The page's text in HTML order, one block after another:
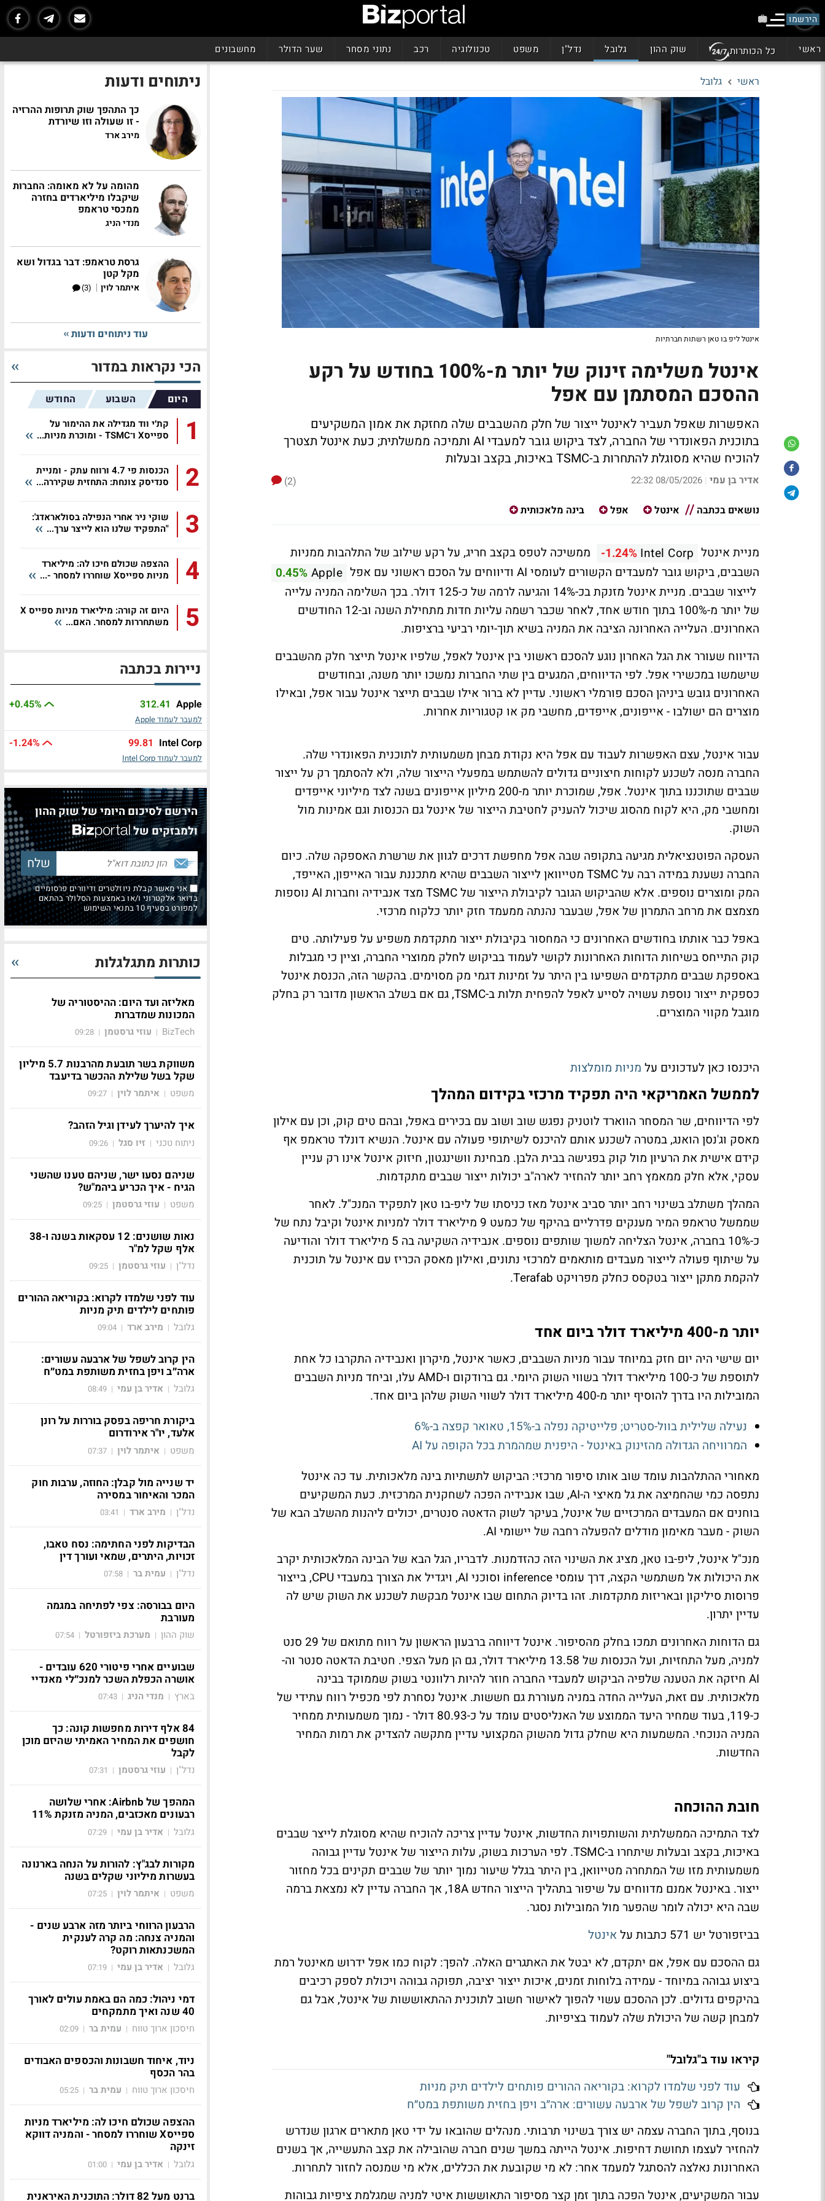
הירשמו
ראשי כל הכותרות שוק ההון גלובל נדל"ן משפט טכנולוגיה רכב נתוני מסחר שער הדולר מחשבונים
ראשי גלובל
אינטל ליפ בו טאן רשתות חברתיות
אינטל משלימה זינוק של יותר מ-100% בחודש על רקע
ההסכם המסתמן עם אפל
האפשרות שאפל תעביר לאינטל ייצור של חלק מהשבבים שלה מחזקת את אמון המשקיעים
בתוכנית הפאונדרי של החברה, לצד ביקוש גובר למעבדי AI ותמיכה ממשלתית; כעת אינטל תצטרך
להוכיח שהיא מסוגלת להתחרות ב-TSMC באיכות, בקצב ובעלות
אדיר בן עמי |
08/05/2026 22:32
(2)
נושאים בכתבה
אינטל אפל בינה מלאכותית
מניית אינטל Intel Corp
-1.24%
ממשיכה לטפס בקצב חריג, על רקע שילוב של התלהבות ממניות
השבבים, ביקוש גובר למעבדים הקשורים לעומסי AI ודיווחים על הסכם ראשוני עם אפל
Apple
0.45%
לייצור שבבים. מניית אינטל מזנקת בכ-14% והגיעה לרמה של כ-125 דולר. בכך השלימה המניה עלייה
של יותר מ-100% בתוך חודש אחד, לאחר שכבר רשמה עליות חדות מתחילת השנה וב-12 החודשים
האחרונים. העלייה האחרונה הציבה את המניה בשיא תוך-יומי רביעי ברציפות.
הדיווח שעורר את הגל האחרון נוגע להסכם ראשוני בין אינטל לאפל, שלפיו אינטל תייצר חלק מהשבבים
שישמשו במכשירי אפל. לפי הדיווחים, המגעים בין שתי החברות נמשכו יותר משנה, ובחודשים
האחרונים גובש ביניהן הסכם פורמלי ראשוני. עדיין לא ברור אילו שבבים תייצר אינטל עבור אפל, ובאילו
מוצרים הם ישולבו - אייפונים, אייפדים, מחשבי מק או קטגוריות אחרות.
עבור אינטל, עצם האפשרות לעבוד עם אפל היא נקודת מבחן משמעותית לתוכנית הפאונדרי שלה.
החברה מנסה לשכנע לקוחות חיצוניים גדולים להשתמש במפעלי הייצור שלה, ולא להסתמך רק על ייצור
שבבים שתוכננו בתוך אינטל. אפל, שמוכרת יותר מ-200 מיליון אייפונים בשנה לצד מיליוני אייפדים
ומחשבי מק, היא לקוח מהסוג שיכול להעניק לחטיבת הייצור של אינטל גם הכנסות וגם אמינות מול
השוק.
העסקה הפוטנציאלית מגיעה בתקופה שבה אפל מחפשת דרכים לגוון את שרשרת האספקה שלה. כיום
החברה נשענת במידה רבה על TSMC מטייוואן לייצור השבבים שהיא מתכננת עבור האייפון, האייפד,
המק ומוצרים נוספים. אלא שהביקוש הגובר לקיבולת הייצור של TSMC מצד אנבידיה וחברות AI נוספות
מצמצם את מרחב התמרון של אפל, שבעבר נהנתה ממעמד חזק יותר כלקוח מרכזי.
באפל כבר אותתו בחודשים האחרונים כי המחסור בקיבולת ייצור מתקדמת משפיע על פעילותה. טים
קוק התייחס בשיחות הדוחות האחרונות לקושי לעמוד בביקוש לחלק ממוצרי החברה, וציין כי מגבלות
באספקת שבבים מתקדמים השפיעו בין היתר על זמינות דגמי מק מסוימים. בהקשר הזה, הכנסת אינטל
כספקית ייצור נוספת עשויה לסייע לאפל להפחית תלות ב-TSMC, גם אם בשלב הראשון מדובר רק בחלק
מוגבל מקווי המוצרים.
היכנסו כאן לעדכונים על מניות מומלצות
לממשל האמריקאי היה תפקיד מרכזי בקידום המהלך
לפי הדיווחים, שר המסחר הווארד לוטניק נפגש שוב ושוב עם בכירים באפל, ובהם טים קוק, וכן עם אילון
מאסק וג'נסן הואנג, במטרה לשכנע אותם להיכנס לשיתופי פעולה עם אינטל. הנשיא דונלד טראמפ אף
קידם אישית את הרעיון מול קוק בפגישה בבית הלבן. מבחינת וושינגטון, חיזוק אינטל אינו רק עניין
עסקי, אלא חלק ממאמץ רחב יותר להחזיר לארה"ב יכולות ייצור שבבים מתקדמות.
המהלך משתלב בשינוי רחב יותר סביב אינטל מאז כניסתו של ליפ-בו טאן לתפקיד המנכ"ל. לאחר
שממשל טראמפ המיר מענקים פדרליים בהיקף של כמעט 9 מיליארד דולר למניות אינטל וקיבל נתח של
כ-10% בחברה, אינטל הצליחה למשוך שותפים נוספים. אנבידיה השקיעה בה 5 מיליארד דולר והודיעה
על שיתוף פעולה לייצור מעבדים מותאמים למרכזי נתונים, ואילון מאסק הכריז עם אינטל על תוכנית
להקמת מתקן ייצור בטקסס כחלק מפרויקט Terafab.
יותר מ-400 מיליארד דולר ביום אחד
יום שישי היה יום חזק במיוחד עבור מניות השבבים, כאשר אינטל, מיקרון ואנבידיה התקרבו כל אחת
לתוספת של כ-100 מיליארד דולר בשווי השוק היומי. גם ברודקום ו-AMD עלו, וביחד מניות השבבים
המובילות היו בדרך להוסיף יותר מ-400 מיליארד דולר לשווי השוק שלהן ביום אחד.
נעילה שלילית בוול-סטריט; פלייטיקה נפלה ב-15%, טאואר קפצה ב-6%
המרוויחה הגדולה מהזינוק באינטל - היפנית שמהמרת בכל הקופה על AI
מאחורי ההתלהבות עומד שוב אותו סיפור מרכזי: הביקוש לתשתיות בינה מלאכותית. עד כה אינטל
נתפסה כמי שהחמיצה את גל מאיצי ה-AI, שבו אנבידיה הפכה לשחקנית המרכזית. כעת המשקיעים
בוחנים אם המעבדים המרכזיים של אינטל, בעיקר לשוק הדאטה סנטרים, יכולים ליהנות מהשלב הבא של
השוק - מעבר מאימון מודלים להפעלה רחבה של יישומי AI.
מנכ"ל אינטל, ליפ-בו טאן, מציג את השינוי הזה כהזדמנות. לדבריו, הגל הבא של הבינה המלאכותית יקרב
את היכולות אל משתמשי הקצה, דרך עומסי inference וסוכני AI, ויגדיל את הצורך במעבדי CPU, בייצור
פרוסות סיליקון ובאריזות מתקדמות. זהו בדיוק התחום שבו אינטל מבקשת לשכנע את השוק שיש לה
עדיין יתרון.
גם הדוחות האחרונים תמכו בחלק מהסיפור. אינטל דיווחה ברבעון הראשון על רווח מתואם של 29 סנט
למניה, מעל התחזיות, ועל הכנסות של 13.58 מיליארד דולר, גם הן מעל הצפי. חטיבת הדאטה סנטר וה-
AI חיזקה את הטענה שלפיה הביקוש למעבדי החברה חוזר להיות רלוונטי בשוק שממוקד בבינה
מלאכותית. עם זאת, העלייה החדה במניה מעוררת גם חששות. אינטל נסחרת לפי מכפיל רווח עתידי של
כ-119, בעוד שמחיר היעד הממוצע של האנליסטים עומד על כ-80.93 דולר - נמוך משמעותית ממחיר
המניה הנוכחי. המשמעות היא שחלק גדול מהשוק המקצועי עדיין מתקשה להצדיק את רמות המחיר
החדשות.
חובת ההוכחה
לצד התמיכה הממשלתית והשותפויות החדשות, אינטל עדיין צריכה להוכיח שהיא מסוגלת לייצר שבבים
באיכות, בקצב ובעלות שיתחרו ב-TSMC. לפי הערכות בשוק, עלות הייצור של אינטל עדיין גבוהה
משמעותית מזו של המתחרה מטייוואן, בין היתר בגלל שיעור נמוך יותר של שבבים תקינים בכל מחזור
ייצור. באינטל אמנם מדווחים על שיפור בתהליך הייצור החדש 18A, אך החברה עדיין לא נמצאת ברמה
שבה היא יכולה לומר שהפער מול המובילות נסגר.
בביזפורטל יש 571 כתבות על
אינטל
גם ההסכם עם אפל, אם יתקדם, לא יבטל את האתגרים האלה. להפך: לקוח כמו אפל ידרוש מאינטל רמת
ביצוע גבוהה במיוחד - עמידה בלוחות זמנים, איכות ייצור יציבה, תפוקה גבוהה ויכולת לספק רכיבים
בהיקפים גדולים. לכן ההסכם עשוי להפוך לאישור חשוב לתוכנית ההתאוששות של אינטל, אבל גם
למבחן קשה של היכולת שלה לעמוד בציפיות.
קיראו עוד ב"גלובל"
עוד לפני שלמדו לקרוא: בקוריאה ההורים פותחים לילדים תיק מניות
הין קרוב לשפל של ארבעה עשורים: ארה״ב ויפן בחזית משותפת במט״ח
בנוסף, בתוך החברה עצמה יש צורך בשינוי תרבותי. מנהלים שהובאו על ידי טאן מתארים ארגון שנדרש
להחזיר לעצמו תחושת דחיפות. אינטל הייתה במשך שנים חברה שהובילה את קצב התעשייה, אך בשנים
האחרונות נאלצה להסתגל למעמד אחר: לא מי שקובעת את הכללים, אלא מי שמנסה לחזור לתחרות.
עבור המשקיעים, אינטל הפכה בתוך זמן קצר מסיפור התאוששות איטי למניה שמגלמת ציפיות גבוהות
ניתוחים ודעות
כך התהפך שוק תרופות ההרזיה
- זו שעולה וזו שיורדת
מירב ארד
מהומה על לא מאומה: החברות
שיקבלו מיליארדים בחזרה
ממכסי טראמפ
מנדי הניג
גרסת טראמפ: דבר בגדול ושא
מקל קטן
איתמר לוין |
(3)
עוד ניתוחים ודעות
הכי נקראות במדור
היום השבוע החודש
1
קת׳י ווד מגדילה את ההימור על
ספייסX ו־TSMC - ומוכרת מניות...
2
הכנסות פי 4.7 ורווח עתק - ומניית
סנדיסק צונחת: התחזית שקיררה...
3
שוקי ניר אחרי הנפילה בסולאראדג':
"התפקיד שלנו הוא לייצר ערך...
4
ההצפה שכולם חיכו לה: מיליארד
מניות ספייסX שוחררו למסחר -...
5
היום זה קורה: מיליארד מניות ספייס X
משתחררות למסחר. האם...
ניירות בכתבה
Apple
312.41
+0.45%
למעבר לעמוד Apple
Intel Corp
99.81
-1.24%
למעבר לעמוד Intel Corp
הירשם לסיכום היומי של שוק ההון
ולמבזקים של
אני מאשר קבלת ניוזלטרים ודיוורים פרסומיים
בדואר אלקטרוני ו/או באמצעות הסלולר בהתאם
למפורט בסעיף 10 בתנאי השימוש
כותרות מתגלגלות
מאליזה ועד היום: ההיסטוריה של
המכונות שמדברות
BizTech
| עוזי גרסטמן |
09:28
משווקת בשר תובעת מהרבנות 5.7 מיליון
שקל בשל שלילת ההכשר בדיעבד
משפט | איתמר לוין |
09:27
איך להיערך לעידן וגיל הזהב?
ניתוח טכני | זיו סגל |
09:26
שניהם נסעו ישר, שניהם טענו שהשני
הגיח - איך הכריע ביהמ"ש?
משפט | עוזי גרסטמן |
09:25
נאות שושנים: 12 עסקאות בשנה ו-38
אלף שקל למ"ר
נדל"ן | עוזי גרסטמן |
09:25
עוד לפני שלמדו לקרוא: בקוריאה ההורים
פותחים לילדים תיק מניות
גלובל | מירב ארד |
09:04
הין קרוב לשפל של ארבעה עשורים:
ארה״ב ויפן בחזית משותפת במט״ח
גלובל | אדיר בן עמי |
08:49
ביקורת חריפה בפסק בוררות על רונן
אלעד, יו"ר אירודרום
משפט | איתמר לוין |
07:37
יד שנייה מול קבלן: החוזה, ערבות חוק
המכר והאיחור במסירה
נדל"ן | מירב ארד |
03:41
הבדיקות לפני החתימה: נסח טאבו,
זכויות, היתרים, שמאי ועורך דין
נדל"ן | עמית בר |
07:58
היום בבורסה: צפי לפתיחה במגמה
מעורבת
שוק ההון | מערכת ביזפורטל |
07:54
שבועיים אחרי פיטורי 620 עובדים -
אושרה הכפלת השכר למנכ״לי מאנדיי
בארץ | מנדי הניג |
07:43
84 אלף דירות מחפשות קונה: כך
חושפים את המחיר האמיתי שהיזם מוכן
לקבל
נדל"ן | עוזי גרסטמן |
07:31
המהפך של Airbnb: אחרי שלושה
רבעונים מאכזבים, המניה מזנקת 11%
גלובל | אדיר בן עמי |
07:29
מקורות לבג"ץ: להורות על הנחה בארנונה
בעשרות מיליוני שקלים בשנה
משפט | איתמר לוין |
07:25
הרבעון הרווחי ביותר מזה ארבע שנים -
והמניה צנחה: מה קרה לענקית
המשכנתאות רוקט?
גלובל | אדיר בן עמי |
07:19
דמי ניהול: כמה הם באמת עולים לאורך
40 שנה ואיך מתמקחים
חיסכון ארוך טווח | עמית בר |
02:09
ניוד, איחוד חשבונות והכספים האבודים
בהר הכסף
חיסכון ארוך טווח | עמית בר |
05:25
ההצפה שכולם חיכו לה: מיליארד מניות
ספייסX שוחררו למסחר - והמניה דווקא
זינקה
גלובל | אדיר בן עמי |
01:00
ברנט מעל 82 דולר: התוכנית האיראנית